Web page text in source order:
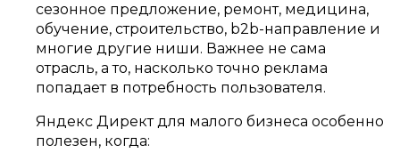
сезонное предложение, ремонт, медицина,
обучение, строительство, b2b-направление и
многие другие ниши. Важнее не сама
отрасль, а то, насколько точно реклама
попадает в потребность пользователя.
Яндекс Директ для малого бизнеса особенно
полезен, когда: